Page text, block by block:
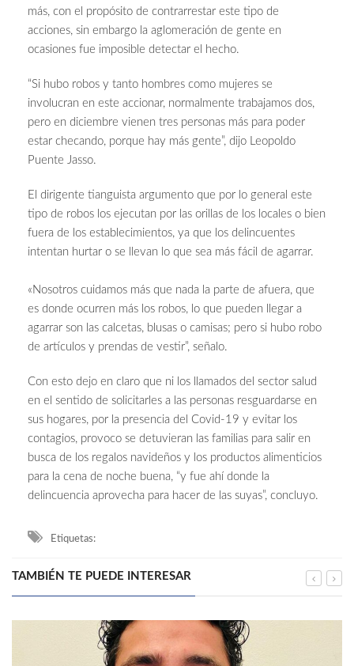
más, con el propósito de contrarrestar este tipo de
acciones, sin embargo la aglomeración de gente en
ocasiones fue imposible detectar el hecho.
“Si hubo robos y tanto hombres como mujeres se
involucran en este accionar, normalmente trabajamos dos,
pero en diciembre vienen tres personas más para poder
estar checando, porque hay más gente”, dijo Leopoldo
Puente Jasso.
El dirigente tianguista argumento que por lo general este
tipo de robos los ejecutan por las orillas de los locales o bien
fuera de los establecimientos, ya que los delincuentes
intentan hurtar o se llevan lo que sea más fácil de agarrar.
«Nosotros cuidamos más que nada la parte de afuera, que
es donde ocurren más los robos, lo que pueden llegar a
agarrar son las calcetas, blusas o camisas; pero si hubo robo
de artículos y prendas de vestir”, señalo.
Con esto dejo en claro que ni los llamados del sector salud
en el sentido de solicitarles a las personas resguardarse en
sus hogares, por la presencia del Covid-19 y evitar los
contagios, provoco se detuvieran las familias para salir en
busca de los regalos navideños y los productos alimenticios
para la cena de noche buena, “y fue ahí donde la
delincuencia aprovecha para hacer de las suyas”, concluyo.
Etiquetas:
TAMBIÉN TE PUEDE INTERESAR